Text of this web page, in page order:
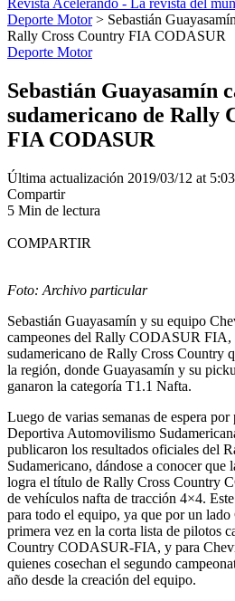
Revista Acelerando - La revista del
Deporte Motor> Sebastián
Rally Cross Country FIA CODASUR
Deporte Motor
Sebastián Guayasamín
sudamericano de Rally
FIA CODASUR
Última actualización 2019/03/12 at
Compartir
5 Min de lectura
COMPARTIR
Foto: Archivo particular
Sebastián Guayasamín y su equipo
campeones del Rally CODASUR FIA,
sudamericano de Rally Cross Country
la región, donde Guayasamín y su
ganaron la categoría T1.1 Nafta.
Luego de varias semanas de espera
Deportiva Automovilismo
publicaron los resultados oficiales del
Sudamericano, dándose a conocer que
logra el título de Rally Cross Country
de vehículos nafta de tracción 4×4.
para todo el equipo, ya que por un
primera vez en la corta lista de pilotos
Country CODASUR-FIA, y para
quienes cosechan el segundo
año desde la creación del equipo.